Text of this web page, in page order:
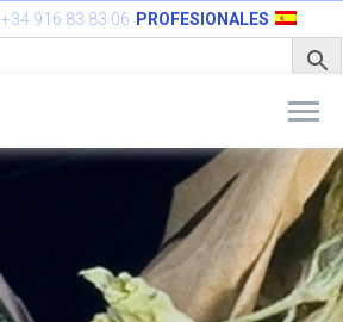
+34 916 83 83 06 PROFESIONALES